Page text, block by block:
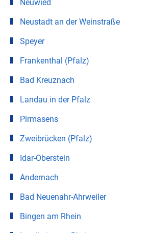
Neuwied
Neustadt an der Weinstraße
Speyer
Frankenthal (Pfalz)
Bad Kreuznach
Landau in der Pfalz
Pirmasens
Zweibrücken (Pfalz)
Idar-Oberstein
Andernach
Bad Neuenahr-Ahrweiler
Bingen am Rhein